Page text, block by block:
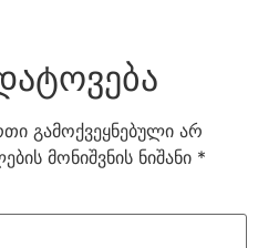
გამოქვეყნებული არ
მონიშვნის ნიშანი *